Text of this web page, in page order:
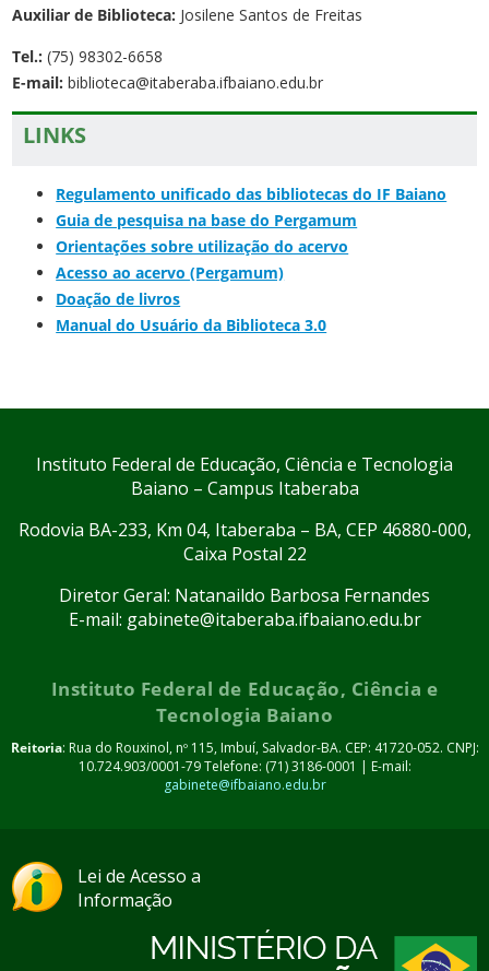
Auxiliar de Biblioteca: Josilene Santos de Freitas
Tel.: (75) 98302-6658
E-mail: biblioteca@itaberaba.ifbaiano.edu.br
LINKS
Regulamento unificado das bibliotecas do IF Baiano
Guia de pesquisa na base do Pergamum
Orientações sobre utilização do acervo
Acesso ao acervo (Pergamum)
Doação de livros
Manual do Usuário da Biblioteca 3.0
Instituto Federal de Educação, Ciência e Tecnologia
Baiano – Campus Itaberaba
Rodovia BA-233, Km 04, Itaberaba – BA, CEP 46880-000,
Caixa Postal 22
Diretor Geral: Natanaildo Barbosa Fernandes
E-mail: gabinete@itaberaba.ifbaiano.edu.br
Instituto Federal de Educação, Ciência e
Tecnologia Baiano
Reitoria: Rua do Rouxinol, nº 115, Imbuí, Salvador-BA. CEP: 41720-052. CNPJ:
10.724.903/0001-79 Telefone: (71) 3186-0001 | E-mail:
gabinete@ifbaiano.edu.br
Lei de Acesso a
Informação